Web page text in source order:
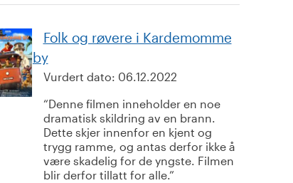
Folk og røvere i Kardemomme
by
Vurdert dato: 06.12.2022
Denne filmen inneholder en noe
dramatisk skildring av en brann.
Dette skjer innenfor en kjent og
trygg ramme, og antas derfor ikke å
være skadelig for de yngste. Filmen
blir derfor tillatt for alle.